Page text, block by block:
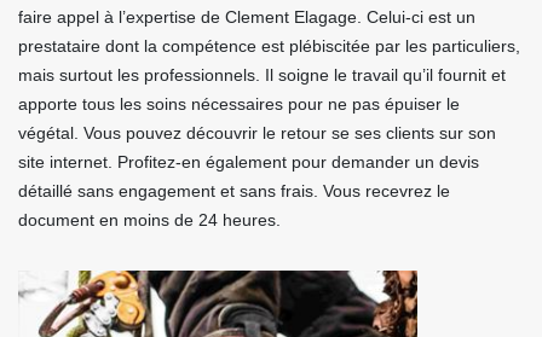
faire appel à l’expertise de Clement Elagage. Celui-ci est un
prestataire dont la compétence est plébiscitée par les particuliers,
mais surtout les professionnels. Il soigne le travail qu’il fournit et
apporte tous les soins nécessaires pour ne pas épuiser le
végétal. Vous pouvez découvrir le retour se ses clients sur son
site internet. Profitez-en également pour demander un devis
détaillé sans engagement et sans frais. Vous recevrez le
document en moins de 24 heures.